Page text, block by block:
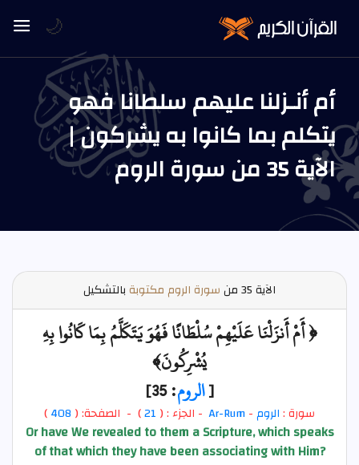
أم أنـزلنا عليهم سلطانا فهو
يتكلم بما كانوا به يشركون |
الآية 35 من سورة الروم
الآية سورة الروم مكتوبةبالتشكيل
﴿ أَمْ أَنزَلْنَا عَلَيْهِمْ سُلْطَانًا فَهُوَ يَتَكَلَّمُ بِمَا كَانُوا بِهِ
يُشْرِكُونَ﴾
[الروم: 35]
سورة :الروم-
Ar-Rum - الجزء : ( 21) - الصفحة: ( 408
)
Or have We revealed to them a Scripture, which speaks
of that which they have been associating with Him?
🌙